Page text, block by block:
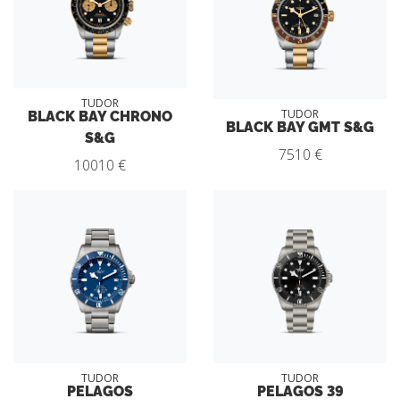
TUDOR
BLACK BAY CHRONO
S&G
10010 €
TUDOR
BLACK BAY GMT S&G
7510 €
TUDOR
PELAGOS
TUDOR
PELAGOS 39